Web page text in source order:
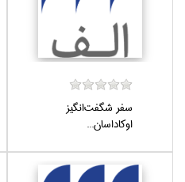
سفر شگفت‌انگيز
اوكاداسان...